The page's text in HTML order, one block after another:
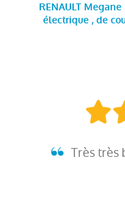
RENAULT
électrique , de
Très très